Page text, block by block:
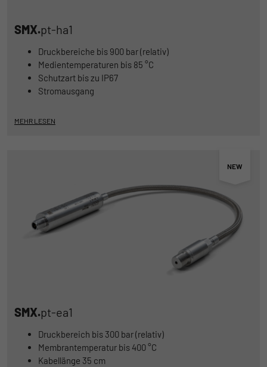
SMX.pt-ha1
Druckbereiche bis 900 bar (relativ)
Medientemperaturen bis 85 °C
Schutzart bis zu IP67
Stromausgang
MEHR LESEN
SMX.pt-ea1
Druckbereich bis 300 bar (relativ)
Membrantemperatur bis 400 °C
Kabellänge 35 cm